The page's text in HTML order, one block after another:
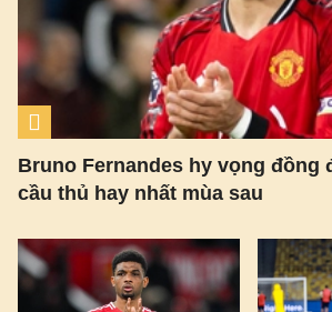
Bruno Fernandes hy vọng đồng
cầu thủ hay nhất mùa sau